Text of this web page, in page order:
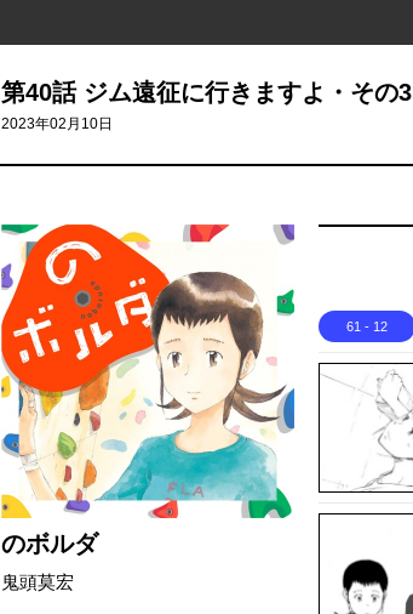
第40話 ジム遠征に行きますよ・その3
2023年02月10日
のボルダ
鬼頭莫宏
61 - 12